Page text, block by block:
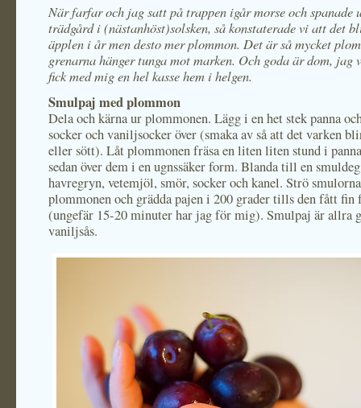
När farfar och jag satt på trappen igår morse och spanade
trädgård i (nästanhöst)solsken, så konstaterade vi att det
äpplen i år men desto mer plommon. Det är så mycket
grenarna hänger tunga mot marken. Och goda är dom, jag
fick med mig en hel kasse hem i helgen.
Smulpaj med plommon
Dela och kärna ur plommonen. Lägg i en het stek panna
socker och vaniljsocker över (smaka av så att det varken
eller sött). Låt plommonen fräsa en liten liten stund i
sedan över dem i en ugnssäker form. Blanda till en
havregryn, vetemjöl, smör, socker och kanel. Strö
plommonen och grädda pajen i 200 grader tills den fått fin
(ungefär 15-20 minuter har jag för mig). Smulpaj är allra
vaniljsås.